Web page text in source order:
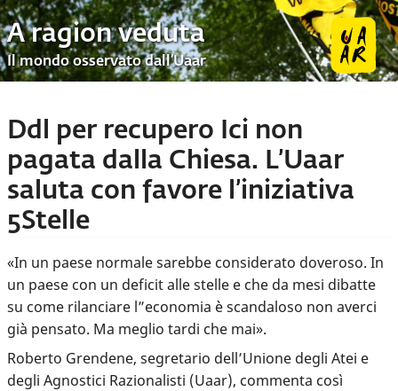
A ragion veduta
Il mondo osservato dall’Uaar
Ddl per recupero Ici non
pagata dalla Chiesa. L’Uaar
saluta con favore l’iniziativa
5Stelle
«In un paese normale sarebbe considerato doveroso. In
un paese con un deficit alle stelle e che da mesi dibatte
su come rilanciare l”economia è scandaloso non averci
già pensato. Ma meglio tardi che mai».
Roberto Grendene, segretario dell’Unione degli Atei e
degli Agnostici Razionalisti (Uaar), commenta così